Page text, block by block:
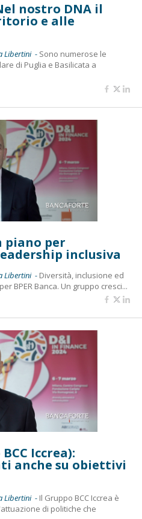
nostro DNA il
e alle
Libertini - Sono numerose le
di Puglia e Basilicata a
piano per
inclusiva
Libertini - Diversità, inclusione ed
BPER Banca. Un gruppo cresci...
Iccrea):
anche su obiettivi
Libertini - Il Gruppo BCC Iccrea è
di politiche che